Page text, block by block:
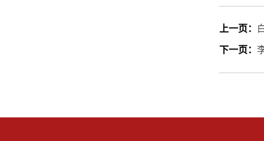
上一页：
下一页：